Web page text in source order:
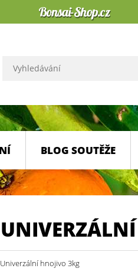
BLOG SOUTĚŽE
hnojivo 3kg